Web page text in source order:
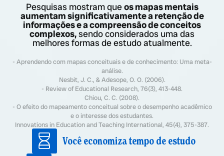
Pesquisas mostram queos mapas mentais
aumentam significativamente a retenção de
informações e a compreensão de conceitos
complexos,sendo considerados uma das
melhores formas de estudo atualmente.
- Aprendendo com mapas conceituais e de conhecimento: Uma meta-
análise.
Nesbit, J. C., & Adesope, O. O. (2006).
- Review of Educational Research, 76(3), 413-448.
Chiou, C. C. (2008).
- O efeito do mapeamento conceitual sobre o desempenho acadêmico
e o interesse dos estudantes.
Innovations in Education and Teaching International, 45(4), 375-387.
Você economiza tempo de estudo